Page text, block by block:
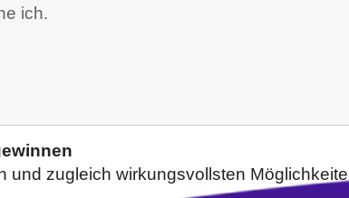
ich.
und zugleich wirkungsvollsten